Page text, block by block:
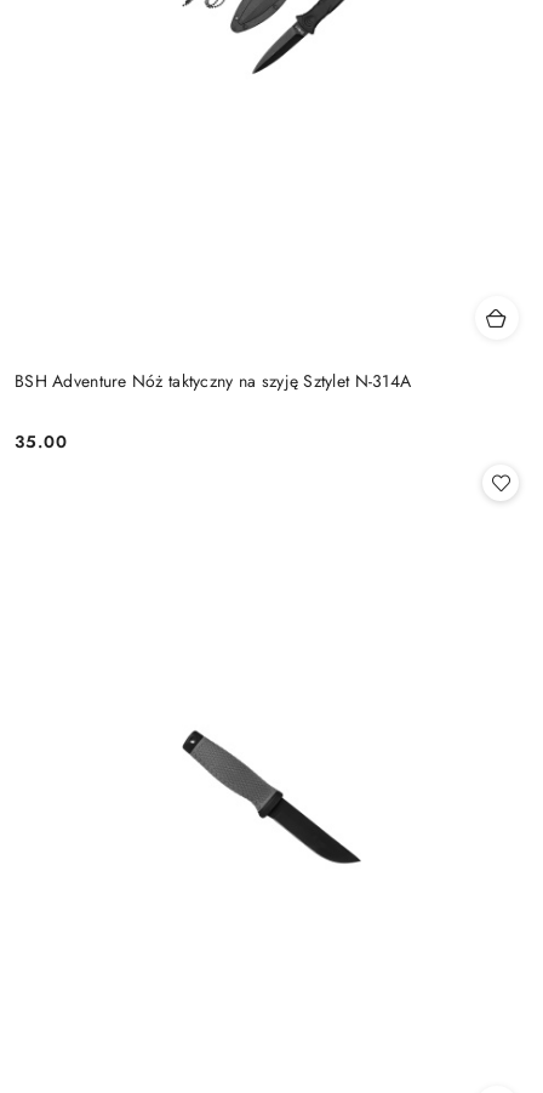
BSH Adventure Nóż taktyczny na szyję Sztylet N-314A
Cena:
35.00